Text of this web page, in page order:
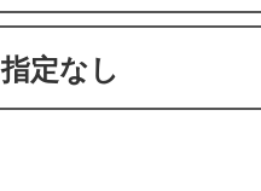
通信講座を
指定なし